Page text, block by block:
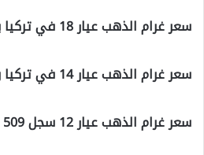
سعر غرام الذهب عيار 18 في تركيا بلغ سعره 765 ليرة تركية.
سعر غرام الذهب عيار 14 في تركيا وصل الى 595 ليرة تركية.
سعر غرام الذهب عيار 12 سجل 509 ليرة.